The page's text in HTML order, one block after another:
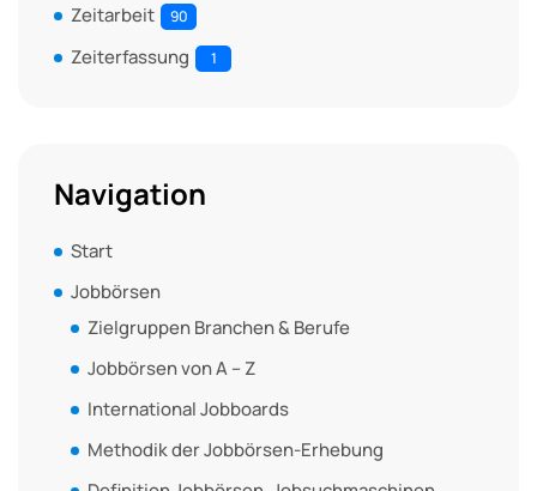
Zeitarbeit 90
Zeiterfassung 1
Navigation
Start
Jobbörsen
Zielgruppen Branchen & Berufe
Jobbörsen von A – Z
International Jobboards
Methodik der Jobbörsen-Erhebung